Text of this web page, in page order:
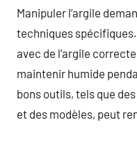
Manipuler l’argile
techniques
avec de l’argile
maintenir humide
bons outils, tels que
et des modèles, peut